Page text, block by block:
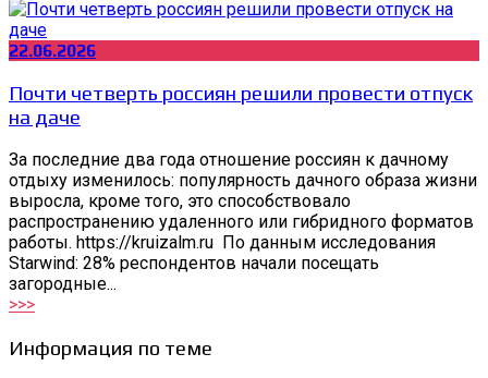
22.06.2026
Почти четверть россиян решили провести отпуск
на даче
За последние два года отношение россиян к дачному
отдыху изменилось: популярность дачного образа жизни
выросла, кроме того, это способствовало
распространению удаленного или гибридного форматов
работы. https://kruizalm.ru По данным исследования
Starwind: 28% респондентов начали посещать
загородные...
>>>
Информация по теме